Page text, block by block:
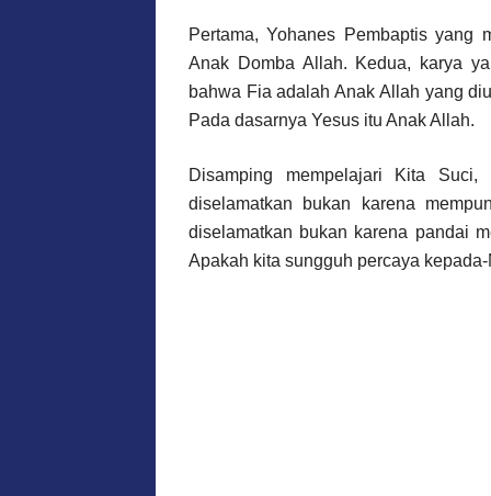
Pertama, Yohanes Pembaptis yang
Anak Domba Allah. Kedua, karya
bahwa Fia adalah Anak Allah yang
Pada dasarnya Yesus itu Anak Allah.
Disamping mempelajari Kita
diselamatkan bukan karena
diselamatkan bukan karena pandai
Apakah kita sungguh percaya